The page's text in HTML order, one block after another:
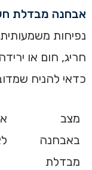
אבחנה מבדלת
נפיחות
חריג, חום או
כדאי להניח
מצב
באבחנה
מבדלת